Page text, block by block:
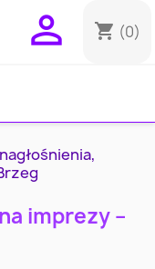
shopping_cart (0)

imprezy –